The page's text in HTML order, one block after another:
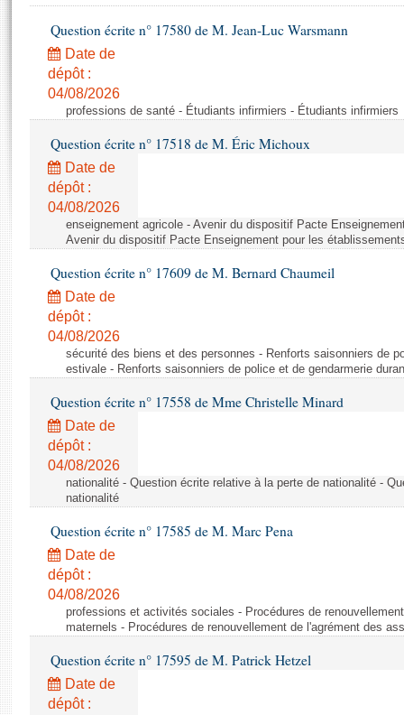
Projets de loi
Propositions de loi
Amendements
Textes adoptés
Rapports d'information
Rapports d'enquête
Rapports législatifs
Baromètre de l’application des lois
Dossiers législatifs
Budget et sécurité sociale
Questions écrites et orales
Comptes rendus des débats
Histoire
Juniors
Anciennes législatures
Liens vers les sites publics
Contacts et plan d'accès
Photos libres de droit
Question écrite n° 17580 de M. Jean-Luc Warsmann
Date de
dépôt :
04/08/2026
professions de santé - Étudiants infirmiers - Étudiants infirmiers
Question écrite n° 17518 de M. Éric Michoux
Date de
dépôt :
04/08/2026
enseignement agricole - Avenir du dispositif Pacte
Avenir du dispositif Pacte Enseignement pour les
Question écrite n° 17609 de M. Bernard Chaumeil
Date de
dépôt :
04/08/2026
sécurité des biens et des personnes - Renforts saisonniers de
estivale - Renforts saisonniers de police et de gendarmerie
Question écrite n° 17558 de Mme Christelle Minard
Date de
dépôt :
04/08/2026
nationalité - Question écrite relative à la perte de nationalité -
nationalité
Question écrite n° 17585 de M. Marc Pena
Date de
dépôt :
04/08/2026
professions et activités sociales - Procédures de
maternels - Procédures de renouvellement de l'agrément des
Question écrite n° 17595 de M. Patrick Hetzel
Date de
dépôt :